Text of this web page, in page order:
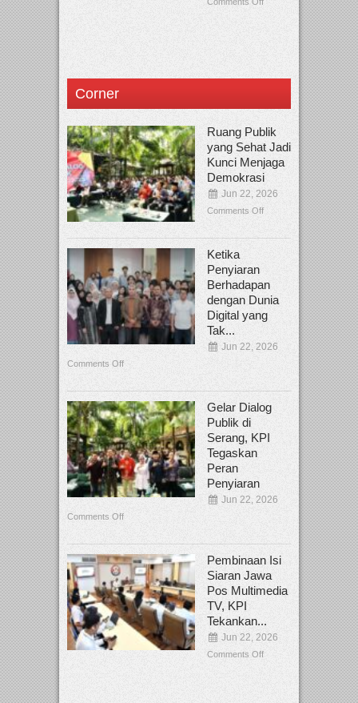
Corner
Ruang Publik
yang Sehat Jadi
Kunci Menjaga
Demokrasi
Jun 22, 2026
Comments Off
Ketika
Penyiaran
Berhadapan
dengan Dunia
Digital yang
Tak...
Jun 22, 2026
Comments Off
Gelar Dialog
Publik di
Serang, KPI
Tegaskan
Peran
Penyiaran
Jun 22, 2026
Comments Off
Pembinaan Isi
Siaran Jawa
Pos Multimedia
TV, KPI
Tekankan...
Jun 22, 2026
Comments Off